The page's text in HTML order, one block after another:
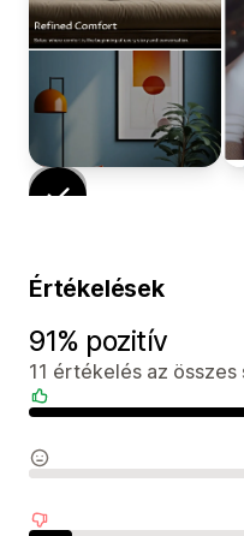
Értékelések
91% pozitív
11 értékelés az